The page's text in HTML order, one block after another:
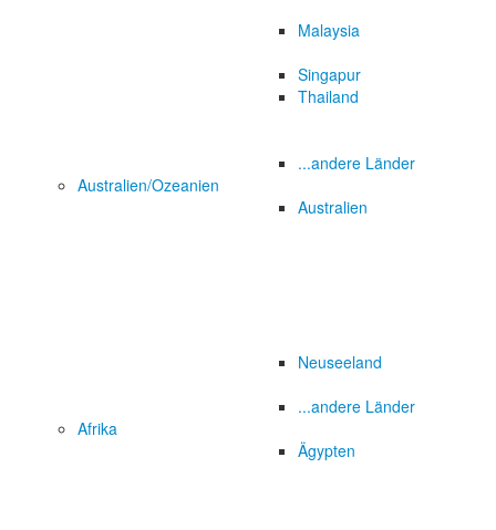
Malaysia
Singapur
Thailand
...andere Länder
Australien/Ozeanien
Australien
Neuseeland
...andere Länder
Afrika
Ägypten